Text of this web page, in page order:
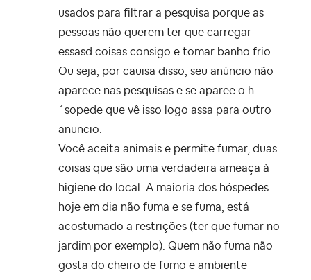
usados para filtrar a pesquisa porque as
pessoas não querem ter que carregar
essasd coisas consigo e tomar banho frio.
Ou seja, por cauisa disso, seu anúncio não
aparece nas pesquisas e se aparee o h
´sopede que vê isso logo assa para outro
anuncio.
Você aceita animais e permite fumar, duas
coisas que são uma verdadeira ameaça à
higiene do local. A maioria dos hóspedes
hoje em dia não fuma e se fuma, está
acostumado a restrições (ter que fumar no
jardim por exemplo). Quem não fuma não
gosta do cheiro de fumo e ambiente